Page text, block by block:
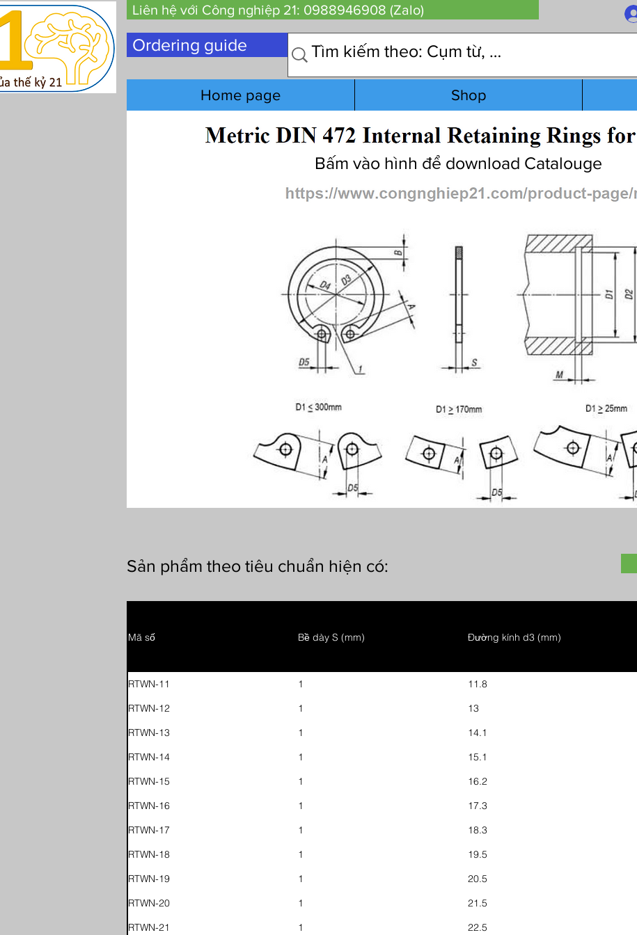
Liên hệ với Công nghiệp 21: 0988946908 (Zalo)
Ordering guide
Home page Shop
Bấm vào hình để download Catalouge
Sản phẩm theo tiêu chuẩn hiện có:
Mã số Bề dày S (mm) Đường kính d3 (mm)
RTWN-11 1 11.8
RTWN-12 1 13
RTWN-13 1 14.1
RTWN-14 1 15.1
RTWN-15 1 16.2
RTWN-16 1 17.3
RTWN-17 1 18.3
RTWN-18 1 19.5
RTWN-19 1 20.5
RTWN-20 1 21.5
RTWN-21 1 22.5